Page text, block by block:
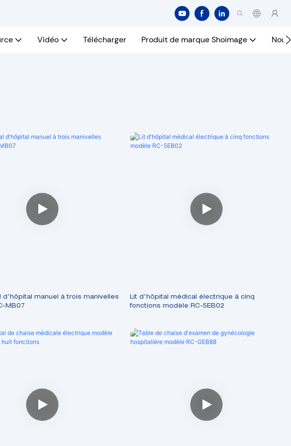
Vidéo Télécharger Produit de marque Shoimage
d'hôpital manuel à trois manivelles
MB07
Lit d'hôpital médical électrique à cinq
fonctions modèle RC-5EB02